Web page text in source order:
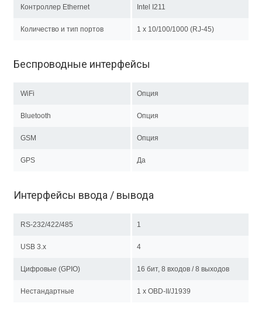
Контроллер Ethernet Intel I211
Количество и тип портов 1 х 10/100/1000 (RJ-45)
Беспроводные интерфейсы
WiFi Опция
Bluetooth Опция
GSM Опция
GPS Да
Интерфейсы ввода / вывода
RS-232/422/485 1
USB 3.x 4
Цифровые (GPIO) 16 бит, 8 входов / 8 выходов
Нестандартные 1 x OBD-II/J1939